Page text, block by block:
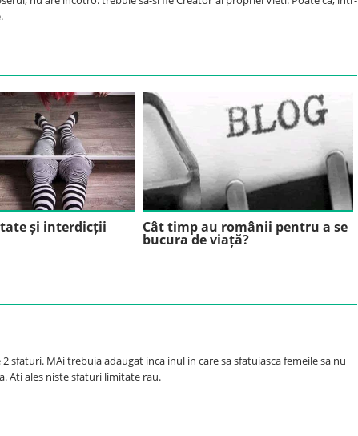
și interdicții Cât timp au românii pentru a se
bucura de viață?
sfaturi. MAi trebuia adaugat inca inul in care sa sfatuiasca femeile sa nu
Ati ales niste sfaturi limitate rau.